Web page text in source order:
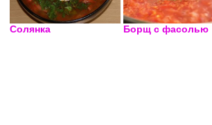
Солянка Борщ с фасолью